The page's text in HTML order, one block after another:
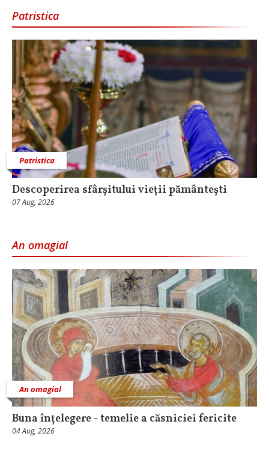
Patristica
Patristica
Descoperirea sfârșitului vieții pământești
07 Aug, 2026
An omagial
An omagial
Buna înțelegere - temelie a căsniciei fericite
04 Aug, 2026